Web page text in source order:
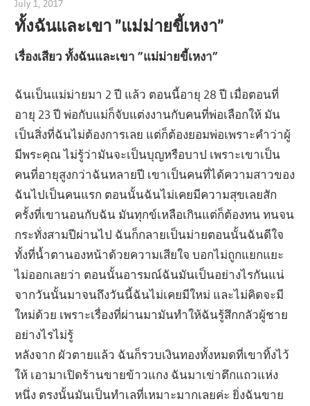
July 1, 2017
ทั้งฉันและเขา ”แม่ม่ายขี้เหงา”
เรื่องเสียว ทั้งฉันและเขา ”แม่ม่ายขี้เหงา”
ฉันเป็นแม่ม่ายมา 2 ปี แล้ว ตอนนี้อายุ 28 ปี เมื่อตอนที่
อายุ 23 ปี พ่อกับแม่ก็จับแต่งงานกับคนที่พ่อเลือกให้ มัน
เป็นสิ่งที่ฉันไม่ต้องการเลย แต่ก็ต้องยอมพ่อเพราะคำว่าผู้
มีพระคุณ ไม่รู้ว่ามันจะเป็นบุญหรือบาป เพราะเขาเป็น
คนที่อายุสูงกว่าฉันหลายปี เขาเป็นคนที่ได้ความสาวของ
ฉันไปเป็นคนแรก ตอนนั้นฉันไม่เคยมีความสุขเลยสัก
ครั้งที่เขานอนกับฉัน มันทุกข์เหลือเกินแต่ก็ต้องทน ทนจน
กระทั่งสามปีผ่านไป ฉันก็กลายเป็นม่ายตอนนั้นฉันดีใจ
ทั้งที่น้ำตานองหน้าด้วยความเสียใจ บอกไม่ถูกแยกแยะ
ไม่ออกเลยว่า ตอนนั้นอารมณ์ฉันมันเป็นอย่างไรกันแน่
จากวันนั้นมาจนถึงวันนี้ฉันไม่เคยมีใหม่ และไม่คิดจะมี
ใหม่ด้วย เพราะเรื่องที่ผ่านมามันทำให้ฉันรู้สึกกลัวผู้ชาย
อย่างไรไม่รู้
หลังจาก ผัวตายแล้ว ฉันก็รวบเงินทองทั้งหมดที่เขาทิ้งไว้
ให้ เอามาเปิดร้านขายข้าวแกง ฉันมาเข่าตึกแถวแห่ง
หนึ่ง ตรงนั้นมันเป็นทำเลที่เหมาะมากเลยค่ะ ยิ่งฉันขาย